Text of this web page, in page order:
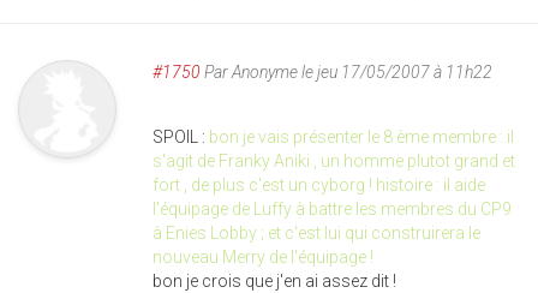
#1750 ParAnonymele jeu 17/05/2007 à 11h22
SPOIL : bon je vais présenter le 8 ème membre : il
s'agit de Franky Aniki , un homme plutot grand et
fort , de plus c'est un cyborg ! histoire : il aide
l'équipage de Luffy à battre les membres du CP9
à Enies Lobby ; et c'est lui qui construirera le
nouveau Merry de l'équipage !
bon je crois que j'en ai assez dit !